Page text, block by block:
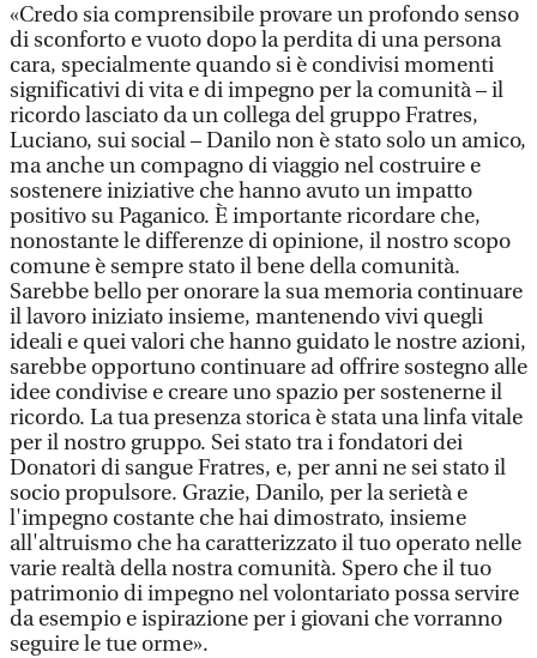
«Credo sia comprensibile provare un profondo senso
di sconforto e vuoto dopo la perdita di una persona
cara, specialmente quando si è condivisi momenti
significativi di vita e di impegno per la comunità – il
ricordo lasciato da un collega del gruppo Fratres,
Luciano, sui social – Danilo non è stato solo un amico,
ma anche un compagno di viaggio nel costruire e
sostenere iniziative che hanno avuto un impatto
positivo su Paganico. È importante ricordare che,
nonostante le differenze di opinione, il nostro scopo
comune è sempre stato il bene della comunità.
Sarebbe bello per onorare la sua memoria continuare
il lavoro iniziato insieme, mantenendo vivi quegli
ideali e quei valori che hanno guidato le nostre azioni,
sarebbe opportuno continuare ad offrire sostegno alle
idee condivise e creare uno spazio per sostenerne il
ricordo. La tua presenza storica è stata una linfa vitale
per il nostro gruppo. Sei stato tra i fondatori dei
Donatori di sangue Fratres, e, per anni ne sei stato il
socio propulsore. Grazie, Danilo, per la serietà e
l'impegno costante che hai dimostrato, insieme
all'altruismo che ha caratterizzato il tuo operato nelle
varie realtà della nostra comunità. Spero che il tuo
patrimonio di impegno nel volontariato possa servire
da esempio e ispirazione per i giovani che vorranno
seguire le tue orme».